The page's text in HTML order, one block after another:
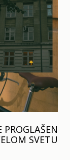
PROGLAŠEN
SVETU